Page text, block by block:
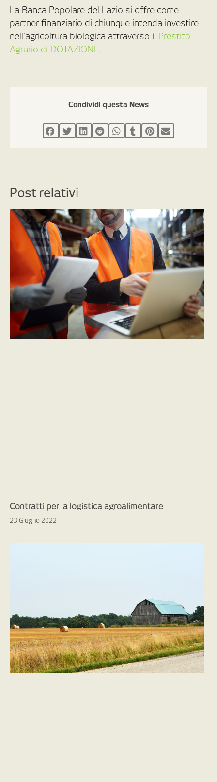
La Banca Popolare del Lazio si offre come
partner finanziario di chiunque intenda investire
nell’agricoltura biologica attraverso il Prestito
Agrario di DOTAZIONE.
Condividi questa News
Post relativi
Contratti per la logistica agroalimentare
23 Giugno 2022